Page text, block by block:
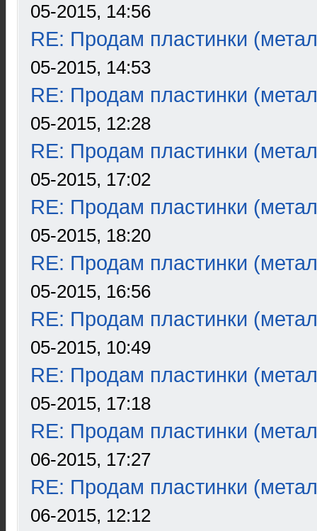
05-2015, 14:56
RE: Продам пластинки
05-2015, 14:53
RE: Продам пластинки
05-2015, 12:28
RE: Продам пластинки
05-2015, 17:02
RE: Продам пластинки
05-2015, 18:20
RE: Продам пластинки
05-2015, 16:56
RE: Продам пластинки
05-2015, 10:49
RE: Продам пластинки
05-2015, 17:18
RE: Продам пластинки
06-2015, 17:27
RE: Продам пластинки
06-2015, 12:12